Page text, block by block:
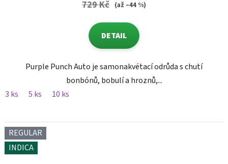
729 Kč (až –44 %)
DETAIL
Purple Punch Auto je samonakvétací odrůda s chutí
bonbónů, bobulí a hroznů,...
3 ks
5 ks 10 ks
REGULAR
INDICA